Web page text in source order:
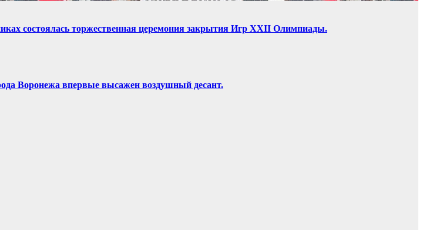
состоялась торжественная церемония закрытия Игр XXII Олимпиады.
Воронежа впервые высажен воздушный десант.